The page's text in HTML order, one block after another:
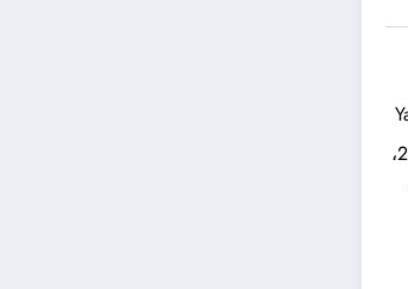
مع اقتراب نهاية أكتوبر 2025،